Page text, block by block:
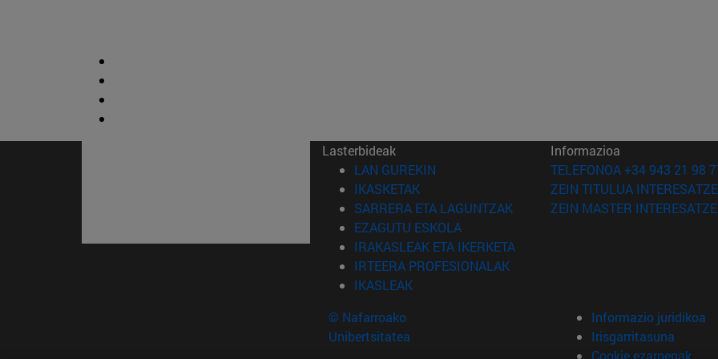
Lasterbideak
LAN GUREKIN (Beste leiho batean irekiko da)
IKASKETAK(Beste leiho batean irekiko da)
SARRERA ETA LAGUNTZAK(Beste leiho batean irekiko da)
EZAGUTU ESKOLA(Beste leiho batean irekiko da)
IRAKASLEAK ETA IKERKETA(Beste leiho batean irekiko da)
IRTEERA PROFESIONALAK(Beste leiho batean irekiko da)
IKASLEAK(Beste leiho batean irekiko da)
Informazioa
TELEFONOA +34 943 21 98
ZEIN TITULUA
ZEIN MASTER
© Nafarroako
Unibertsitatea
Informazio juridikoa
Irisgarritasuna
Cookie ezarpenak